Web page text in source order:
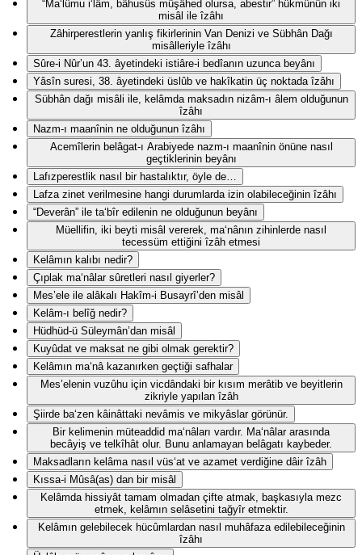
“Ma‘lûmu i‘lâm, bâhusûs müşâhed olursa, abestir” hükmünün iki
misâl ile îzâhı
Zâhirperestlerin yanlış fikirlerinin Van Denizi ve Sübhân Dağı
misâlleriyle îzâhı
Sûre-i Nûr’un 43. âyetindeki istiâre-i bedîanın uzunca beyânı
Yâsîn suresi, 38. âyetindeki üslûb ve hakîkatin üç noktada îzâhı
Sübhân dağı misâli ile, kelâmda maksadın nizâm-ı âlem olduğunun
îzâhı
Nazm-ı maanînin ne olduğunun îzâhı
Acemîlerin belâgat-ı Arabiyede nazm-ı maanînin önüne nasıl
geçtiklerinin beyânı
Lafızperestlik nasıl bir hastalıktır, öyle de…
Lafza zinet verilmesine hangi durumlarda izin olabileceğinin îzâhı
“Deverân” ile ta‘bîr edilenin ne olduğunun beyânı
Müellifin, iki beyti misâl vererek, ma‘nânın zihinlerde nasıl
tecessüm ettiğini îzâh etmesi
Kelâmın kalıbı nedir?
Çıplak ma‘nâlar sûretleri nasıl giyerler?
Mes’ele ile alâkalı Hakîm-i Busayrî’den misâl
Kelâm-ı belîğ nedir?
Hüdhüd-ü Süleymân’dan misâl
Kuyûdat ve maksat ne gibi olmak gerektir?
Kelâmın ma‘nâ kazanırken geçtiği safhalar
Mes’elenin vuzûhu için vicdândaki bir kısım merâtib ve beyitlerin
zikriyle yapılan îzâh
Şiirde ba‘zen kâinâttaki nevâmis ve mikyâslar görünür.
Bir kelimenin müteaddid ma‘nâları vardır. Ma‘nâlar arasında
becâyiş ve telkîhât olur. Bunu anlamayan belâgatı kaybeder.
Maksadların kelâma nasıl vüs‘at ve azamet verdiğine dâir îzâh
Kıssa-i Mûsâ(as) dan bir misâl
Kelâmda hissiyât tamam olmadan çifte atmak, başkasıyla mezc
etmek, kelâmın selâsetini tağyîr etmektir.
Kelâmın gelebilecek hücûmlardan nasıl muhâfaza edilebileceğinin
îzâhı